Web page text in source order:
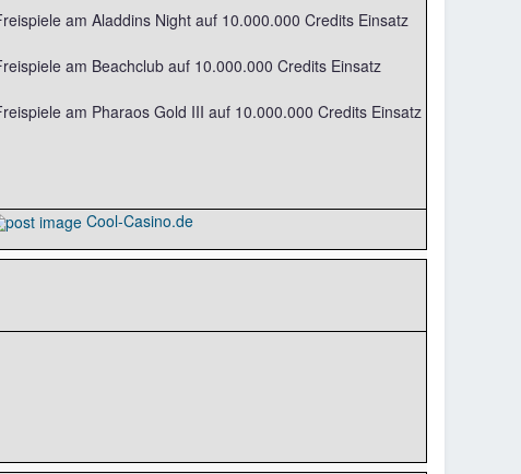
am Aladdins Night auf 10.000.000 Credits Einsatz
am Beachclub auf 10.000.000 Credits Einsatz
am Pharaos Gold III auf 10.000.000 Credits Einsatz
Cool-Casino.de